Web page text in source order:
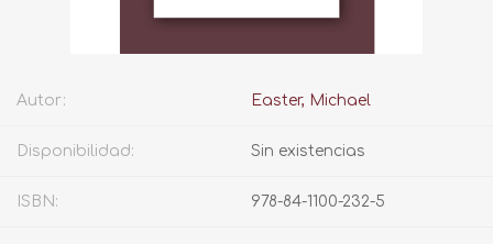
Autor: Easter, Michael
Disponibilidad: Sin existencias
ISBN: 978-84-1100-232-5